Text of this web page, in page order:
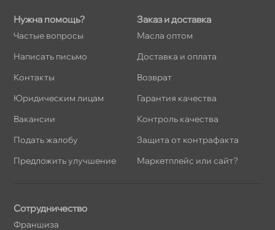
Нужна помощь?
Частые вопросы
Написать письмо
Контакты
Юридическим лицам
акансии
Подать жалобу
Предложить улучшение
Заказ и доставка
Масла оптом
Доставка и оплата
озврат
Гарантия качества
Контроль качества
Защита от контрафакта
Маркетплейс или сайт?
Сотрудничество
Франшиза